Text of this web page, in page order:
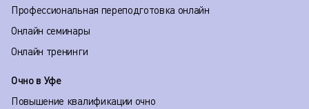
Профессиональная переподготовка онлайн
Онлайн семинары
Онлайн тренинги
Очно в Уфе
Повышение квалификации очно